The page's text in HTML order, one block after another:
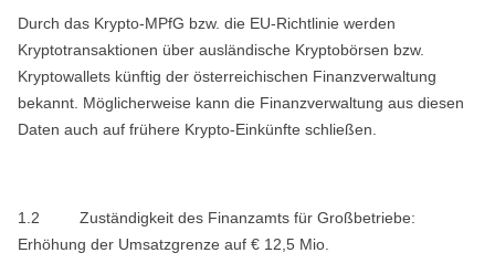
Durch das Krypto-MPfG bzw. die EU-Richtlinie werden
Kryptotransaktionen über ausländische Kryptobörsen bzw.
Kryptowallets künftig der österreichischen Finanzverwaltung
bekannt. Möglicherweise kann die Finanzverwaltung aus diesen
Daten auch auf frühere Krypto-Einkünfte schließen.
1.2 Zuständigkeit des Finanzamts für Großbetriebe:
Erhöhung der Umsatzgrenze auf € 12,5 Mio.